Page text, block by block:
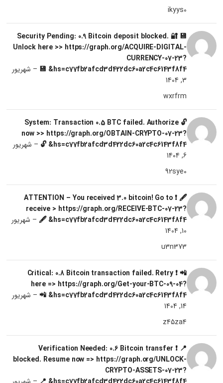
ikyys0
💾 🔐 Security Pending: 0.9 Bitcoin deposit blocked.
Unlock here >> https://graph.org/ACQUIRE-DIGITAL-
CURRENCY-07-23?
hs=c77fb2afcd3d422dc60a2c4c6143f8f4& 💾
– شهریور
3, 1404
wxrfrm
🔓 System: Transaction 0.5 BTC failed. Authorize
now >> https://graph.org/OBTAIN-CRYPTO-07-23?
hs=c77fb2afcd3d422dc60a2c4c6143f8f4& 🔓
– شهریور
6, 1404
92sye0
🖋 ❗ ATTENTION – You received 3.0 bitcoin! Go to
receive > https://graph.org/RECEIVE-BTC-07-23?
hs=c77fb2afcd3d422dc60a2c4c6143f8f4& 🖋
– شهریور
10, 1404
u3n373
📲 ❗ Critical: 0.8 Bitcoin transaction failed. Retry
here => https://graph.org/Get-your-BTC-09-04?
hs=c77fb2afcd3d422dc60a2c4c6143f8f4& 📲
– شهریور
14, 1404
z45za4
📍 ❗ Verification Needed: 0.6 Bitcoin transfer
blocked. Resume now => https://graph.org/UNLOCK-
CRYPTO-ASSETS-07-23?